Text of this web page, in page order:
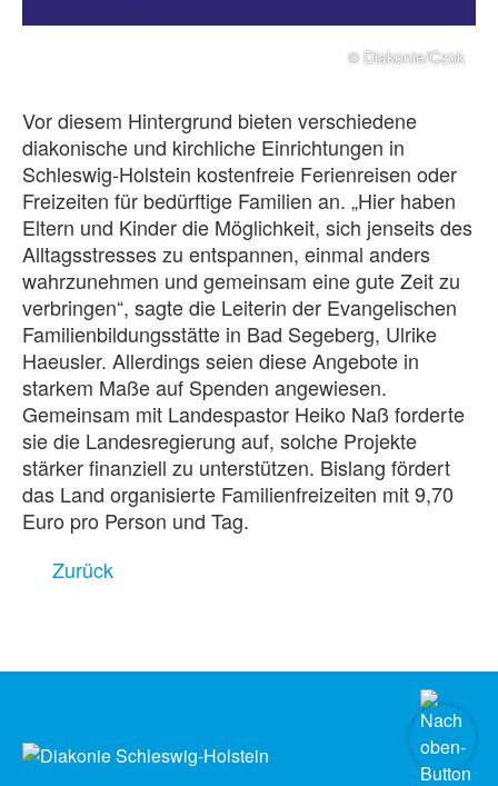
© Diakonie/Czok
Vor diesem Hintergrund bieten verschiedene
diakonische und kirchliche Einrichtungen in
Schleswig-Holstein kostenfreie Ferienreisen oder
Freizeiten für bedürftige Familien an. „Hier haben
Eltern und Kinder die Möglichkeit, sich jenseits des
Alltagsstresses zu entspannen, einmal anders
wahrzunehmen und gemeinsam eine gute Zeit zu
verbringen“, sagte die Leiterin der Evangelischen
Familienbildungsstätte in Bad Segeberg, Ulrike
Haeusler. Allerdings seien diese Angebote in
starkem Maße auf Spenden angewiesen.
Gemeinsam mit Landespastor Heiko Naß forderte
sie die Landesregierung auf, solche Projekte
stärker finanziell zu unterstützen. Bislang fördert
das Land organisierte Familienfreizeiten mit 9,70
Euro pro Person und Tag.
Zurück